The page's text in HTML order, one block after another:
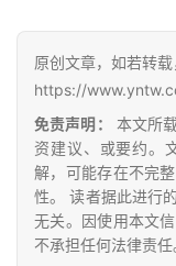
专
题
地
区
频
道
原创文章，如若转载
https://
免责声明：
本文所
资建议、或要约。
解，可能存在不完
性。 读者据此进行
无关。因使用本文
不承担任何法律责任